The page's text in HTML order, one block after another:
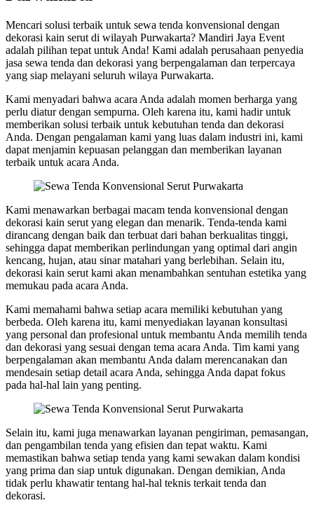
Mencari solusi terbaik untuk sewa tenda konvensional dengan
dekorasi kain serut di wilayah Purwakarta? Mandiri Jaya Event
adalah pilihan tepat untuk Anda! Kami adalah perusahaan penyedia
jasa sewa tenda dan dekorasi yang berpengalaman dan terpercaya
yang siap melayani seluruh wilaya Purwakarta.
Kami menyadari bahwa acara Anda adalah momen berharga yang
perlu diatur dengan sempurna. Oleh karena itu, kami hadir untuk
memberikan solusi terbaik untuk kebutuhan tenda dan dekorasi
Anda. Dengan pengalaman kami yang luas dalam industri ini, kami
dapat menjamin kepuasan pelanggan dan memberikan layanan
terbaik untuk acara Anda.
Kami menawarkan berbagai macam tenda konvensional dengan
dekorasi kain serut yang elegan dan menarik. Tenda-tenda kami
dirancang dengan baik dan terbuat dari bahan berkualitas tinggi,
sehingga dapat memberikan perlindungan yang optimal dari angin
kencang, hujan, atau sinar matahari yang berlebihan. Selain itu,
dekorasi kain serut kami akan menambahkan sentuhan estetika yang
memukau pada acara Anda.
Kami memahami bahwa setiap acara memiliki kebutuhan yang
berbeda. Oleh karena itu, kami menyediakan layanan konsultasi
yang personal dan profesional untuk membantu Anda memilih tenda
dan dekorasi yang sesuai dengan tema acara Anda. Tim kami yang
berpengalaman akan membantu Anda dalam merencanakan dan
mendesain setiap detail acara Anda, sehingga Anda dapat fokus
pada hal-hal lain yang penting.
Selain itu, kami juga menawarkan layanan pengiriman, pemasangan,
dan pengambilan tenda yang efisien dan tepat waktu. Kami
memastikan bahwa setiap tenda yang kami sewakan dalam kondisi
yang prima dan siap untuk digunakan. Dengan demikian, Anda
tidak perlu khawatir tentang hal-hal teknis terkait tenda dan
dekorasi.